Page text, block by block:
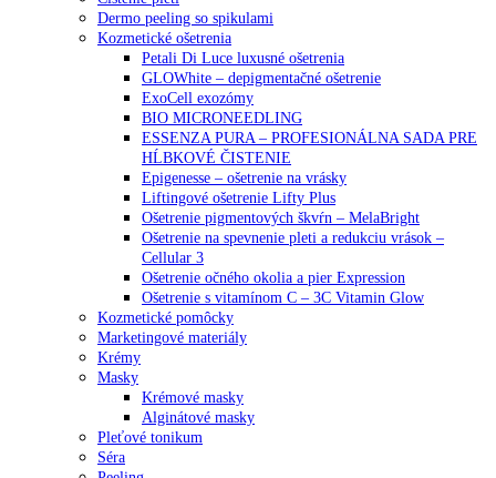
Dermo peeling so spikulami
Kozmetické ošetrenia
Petali Di Luce luxusné ošetrenia
GLOWhite – depigmentačné ošetrenie
ExoCell exozómy
BIO MICRONEEDLING
ESSENZA PURA – PROFESIONÁLNA SADA PRE
HĹBKOVÉ ČISTENIE
Epigenesse – ošetrenie na vrásky
Liftingové ošetrenie Lifty Plus
Ošetrenie pigmentových škvŕn – MelaBright
Ošetrenie na spevnenie pleti a redukciu vrások –
Cellular 3
Ošetrenie očného okolia a pier Expression
Ošetrenie s vitamínom C – 3C Vitamin Glow
Kozmetické pomôcky
Marketingové materiály
Krémy
Masky
Krémové masky
Alginátové masky
Pleťové tonikum
Séra